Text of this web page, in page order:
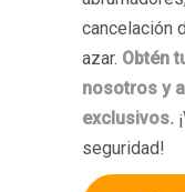
cancelación
azar. Obtén
nosotros y
exclusivos.
seguridad!